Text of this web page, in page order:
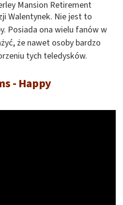
Mansion Retirement
Walentynek. Nie jest to
Posiada ona wielu fanów w
że nawet osoby bardzo
tych teledysków.
- Happy